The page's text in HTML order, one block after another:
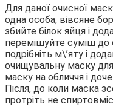
Для даної очисної
одна особа, вівсяне
збийте білок яйця і
перемішуйте суміш до
подрібніть м\’яту і
очищувальну маску
маску на обличчя і
Після, до коли маска
протріть не